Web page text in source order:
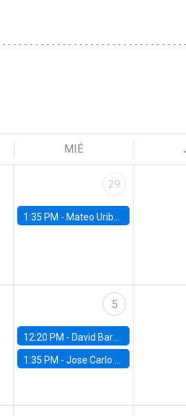
MIÉ
29
1:35 PM - Mateo Uribe-Castro, Universidad de los Andes (Colombia)
5
12:20 PM - David Bardey, Universidad de los Andes - CEDE
1:35 PM -Jose Carlo Bermudez, UC (ME) & World Bank